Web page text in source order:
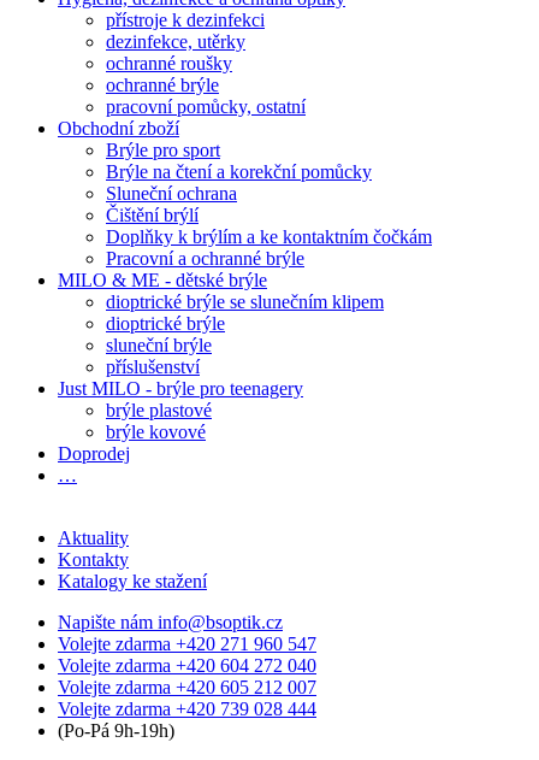
přístroje k dezinfekci
dezinfekce, utěrky
ochranné roušky
ochranné brýle
pracovní pomůcky, ostatní
Obchodní zboží
Brýle pro sport
Brýle na čtení a korekční pomůcky
Sluneční ochrana
Čištění brýlí
Doplňky k brýlím a ke kontaktním čočkám
Pracovní a ochranné brýle
MILO & ME - dětské brýle
dioptrické brýle se slunečním klipem
dioptrické brýle
sluneční brýle
příslušenství
Just MILO - brýle pro teenagery
brýle plastové
brýle kovové
Doprodej
…
Aktuality
Kontakty
Katalogy ke stažení
Napište nám info@bsoptik.cz
Volejte zdarma +420 271 960 547
Volejte zdarma +420 604 272 040
Volejte zdarma +420 605 212 007
Volejte zdarma +420 739 028 444
(Po-Pá 9h-19h)